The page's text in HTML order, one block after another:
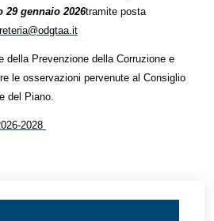
29 gennaio 2026tramite posta
della Prevenzione della Corruzione e
le osservazioni pervenute al Consiglio
del Piano.
2028